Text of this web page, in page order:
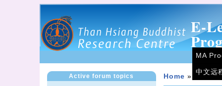
E-
MA
中文远
Active forum topics Home »